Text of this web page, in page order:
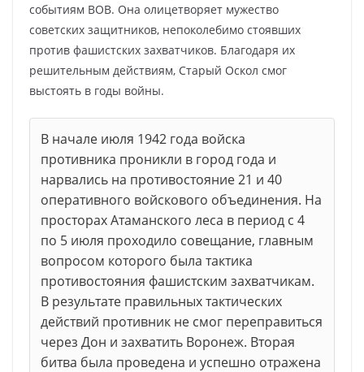
событиям ВОВ. Она олицетворяет мужество
советских защитников, непоколебимо стоявших
против фашистских захватчиков. Благодаря их
решительным действиям, Старый Оскол смог
выстоять в годы войны.
В начале июля 1942 года войска
противника проникли в город года и
нарвались на противостояние 21 и 40
оперативного войскового объединения. На
просторах Атаманского леса в период с 4
по 5 июля проходило совещание, главным
вопросом которого была тактика
противостояния фашистским захватчикам.
В результате правильных тактических
действий противник не смог переправиться
через Дон и захватить Воронеж. Вторая
битва была проведена и успешно отражена